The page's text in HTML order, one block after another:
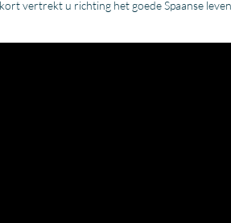
vertrekt u richting het goede Spaanse